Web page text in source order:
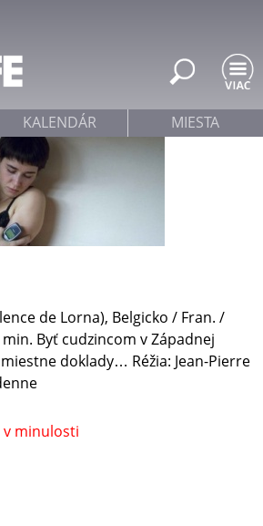
de Lorna), Belgicko / Fran. /
min. Byť cudzincom v Západnej
doklady… Réžia: Jean-Pierre
v minulosti
KALENDÁR MIESTA